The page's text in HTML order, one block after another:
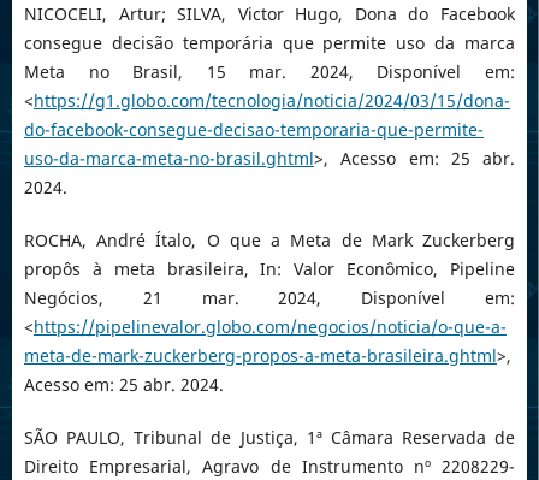
NICOCELI, Artur; SILVA, Victor Hugo, Dona do Facebook
consegue decisão temporária que permite uso da marca
Meta no Brasil, 15 mar. 2024, Disponível em:
<https://g1.globo.com/tecnologia/noticia/2024/03/15/dona-
do-facebook-consegue-decisao-temporaria-que-permite-
uso-da-marca-meta-no-brasil.ghtml>, Acesso em: 25 abr.
2024.
ROCHA, André Ítalo, O que a Meta de Mark Zuckerberg
propôs à meta brasileira, In: Valor Econômico, Pipeline
Negócios, 21 mar. 2024, Disponível em:
<https://pipelinevalor.globo.com/negocios/noticia/o-que-a-
meta-de-mark-zuckerberg-propos-a-meta-brasileira.ghtml>,
Acesso em: 25 abr. 2024.
SÃO PAULO, Tribunal de Justiça, 1ª Câmara Reservada de
Direito Empresarial, Agravo de Instrumento nº 2208229-